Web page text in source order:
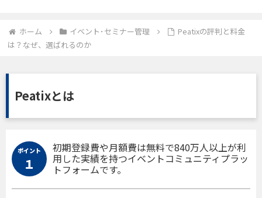
ホーム イベント･セミナー管理
Peatixの評判と料金
は？なぜ、選ばれるのか
Peatixとは
ポイント
１
初期登録費や月額費は無料で840万人以上が利
用した実績を持つイベントコミュニティプラッ
トフォームです。